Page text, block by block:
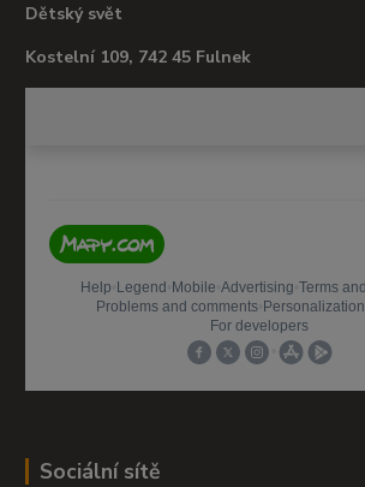
Dětský svět
Kostelní 109, 742 45 Fulnek
Sociální sítě